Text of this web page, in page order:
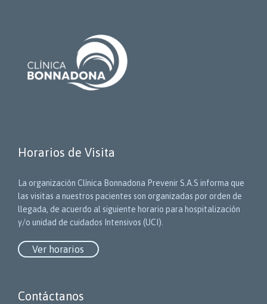
Horarios de Visita
La organización Clínica Bonnadona Prevenir S.A.S informa que
las visitas a nuestros pacientes son organizadas por orden de
llegada, de acuerdo al siguiente horario para hospitalización
y/o unidad de cuidados Intensivos (UCI).
Ver horarios
Contáctanos